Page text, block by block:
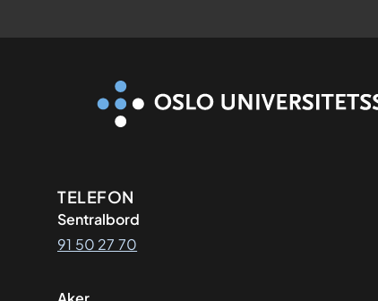
Kontaktinformasjon
TELEFON
Sentralbord
91 50 27 70